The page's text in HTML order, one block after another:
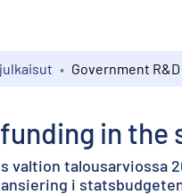
in the
valtion talousarviossa
i